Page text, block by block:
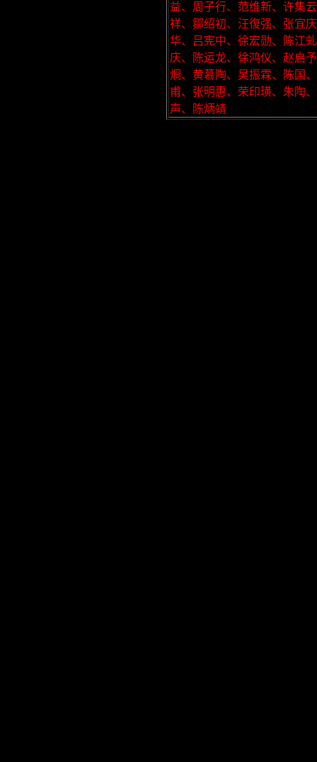
益、周子行、范维新、许集
祥、鄒绍初、汪復强、张宜
华、吕宪中、徐宏勋、陈江
庆、陈运龙、徐鸿仪、赵启
烱、黄慕陶、吴振霖、陈国
甫、张明惠、荣印璜、朱陶
声、陈炳靖